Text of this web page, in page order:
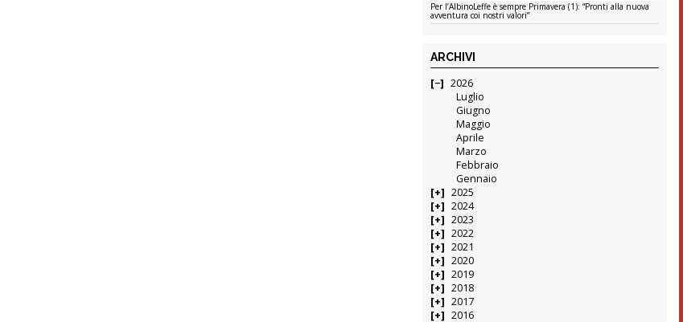
Per l’AlbinoLeffe è sempre Primavera (1): “Pronti alla nuova
avventura coi nostri valori”
ARCHIVI
2026
Luglio
Giugno
Maggio
Aprile
Marzo
Febbraio
Gennaio
2025
2024
2023
2022
2021
2020
2019
2018
2017
2016